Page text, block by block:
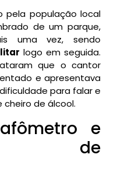
pela população local
de um parque,
uma vez, sendo
logo em seguida.
que o cantor
e apresentava
para falar e
de álcool.
e
de